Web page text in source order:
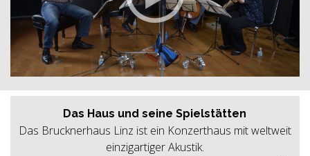
Das Haus und seine Spielstätten
Das Brucknerhaus Linz ist ein Konzerthaus mit weltweit
einzigartiger Akustik.